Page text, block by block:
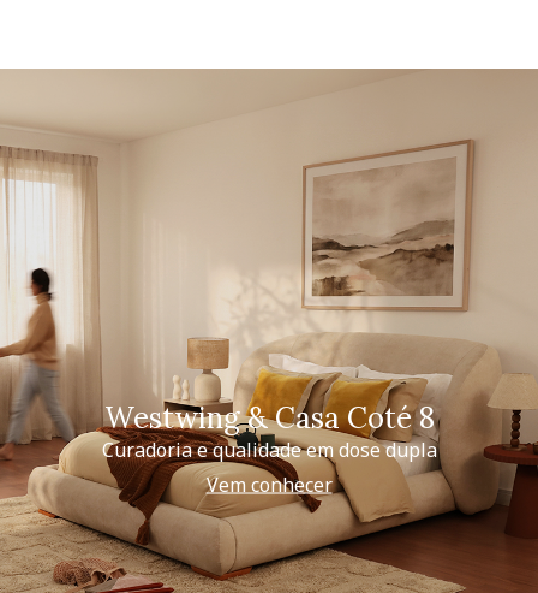
Westwing & Casa Coté 8
Curadoria e qualidade em dose dupla
Vem conhecer